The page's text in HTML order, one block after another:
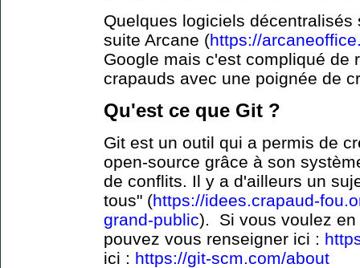
Quelques logiciels
suite Arcane (https://
Google mais c'est compliqué de
crapauds avec une poignée de
Qu'est ce que Git ?
Git est un outil qui a permis de
open-source grâce à son
de conflits. Il y a d'ailleurs un
tous" (https://idees.crapaud-
grand-public). Si vous voulez en
pouvez vous renseigner ici :
ici : https://git-scm.com/about